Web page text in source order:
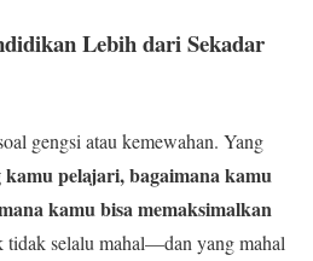
Lebih dari Sekadar
gengsi atau kemewahan. Yang
kamu pelajari, bagaimana kamu
kamu bisa memaksimalkan
tidak selalu mahal—dan yang mahal